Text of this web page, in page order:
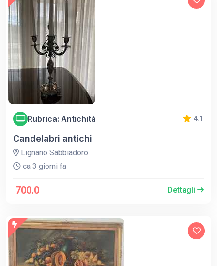
Rubrica: Antichità 4.1
Candelabri antichi
Lignano Sabbiadoro
ca 3 giorni fa
700.0 Dettagli